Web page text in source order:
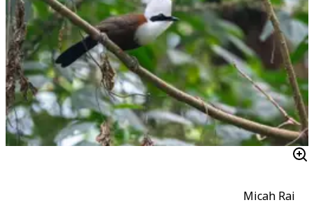
Micah Rai